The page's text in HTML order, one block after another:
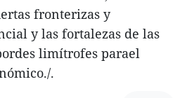
fronterizas y
y las fortalezas de las
limítrofes parael
.